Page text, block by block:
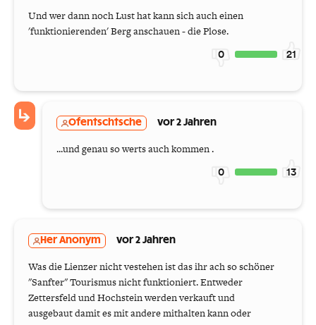
Und wer dann noch Lust hat kann sich auch einen
'funktionierenden' Berg anschauen - die Plose.
0 21
Ofentschtsche vor 2 Jahren
...und genau so werts auch kommen .
0 13
Her Anonym vor 2 Jahren
Was die Lienzer nicht vestehen ist das ihr ach so schöner
"Sanfter" Tourismus nicht funktioniert. Entweder
Zettersfeld und Hochstein werden verkauft und
ausgebaut damit es mit andere mithalten kann oder